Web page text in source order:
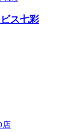
ス七彩